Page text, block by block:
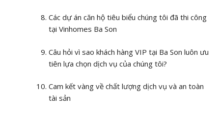
Các dự án căn hộ tiêu biểu chúng tôi đã thi công
tại Vinhomes Ba Son
Câu hỏi vì sao khách hàng VIP tại Ba Son luôn ưu
tiên lựa chọn dịch vụ của chúng tôi?
Cam kết vàng về chất lượng dịch vụ và an toàn
tài sản